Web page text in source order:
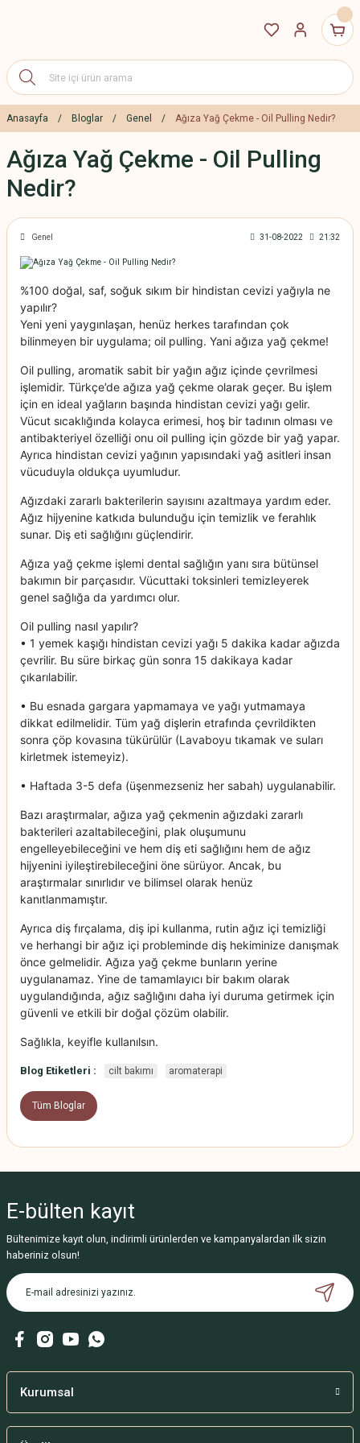
Anasayfa Bloglar Genel Ağıza Yağ Çekme - Oil Pulling Nedir?
Ağıza Yağ Çekme - Oil Pulling
Nedir?
Genel 31-08-2022 21:32
%100 doğal, saf, soğuk sıkım bir hindistan cevizi yağıyla ne
yapılır?
Yeni yeni yaygınlaşan, henüz herkes tarafından çok
bilinmeyen bir uygulama; oil pulling. Yani ağıza yağ çekme!
Oil pulling, aromatik sabit bir yağın ağız içinde çevrilmesi
işlemidir. Türkçe’de ağıza yağ çekme olarak geçer. Bu işlem
için en ideal yağların başında hindistan cevizi yağı gelir.
Vücut sıcaklığında kolayca erimesi, hoş bir tadının olması ve
antibakteriyel özelliği onu oil pulling için gözde bir yağ yapar.
Ayrıca hindistan cevizi yağının yapısındaki yağ asitleri insan
vücuduyla oldukça uyumludur.
Ağızdaki zararlı bakterilerin sayısını azaltmaya yardım eder.
Ağız hijyenine katkıda bulunduğu için temizlik ve ferahlık
sunar. Diş eti sağlığını güçlendirir.
Ağıza yağ çekme işlemi dental sağlığın yanı sıra bütünsel
bakımın bir parçasıdır. Vücuttaki toksinleri temizleyerek
genel sağlığa da yardımcı olur.
Oil pulling nasıl yapılır?
• 1 yemek kaşığı hindistan cevizi yağı 5 dakika kadar ağızda
çevrilir. Bu süre birkaç gün sonra 15 dakikaya kadar
çıkarılabilir.
• Bu esnada gargara yapmamaya ve yağı yutmamaya
dikkat edilmelidir. Tüm yağ dişlerin etrafında çevrildikten
sonra çöp kovasına tükürülür (Lavaboyu tıkamak ve suları
kirletmek istemeyiz).
• Haftada 3-5 defa (üşenmezseniz her sabah) uygulanabilir.
Bazı araştırmalar, ağıza yağ çekmenin ağızdaki zararlı
bakterileri azaltabileceğini, plak oluşumunu
engelleyebileceğini ve hem diş eti sağlığını hem de ağız
hijyenini iyileştirebileceğini öne sürüyor. Ancak, bu
araştırmalar sınırlıdır ve bilimsel olarak henüz
kanıtlanmamıştır.
Ayrıca diş fırçalama, diş ipi kullanma, rutin ağız içi temizliği
ve herhangi bir ağız içi probleminde diş hekiminize danışmak
önce gelmelidir. Ağıza yağ çekme bunların yerine
uygulanamaz. Yine de tamamlayıcı bir bakım olarak
uygulandığında, ağız sağlığını daha iyi duruma getirmek için
güvenli ve etkili bir doğal çözüm olabilir.
Sağlıkla, keyifle kullanılsın.
Blog Etiketleri : cilt bakımı aromaterapi
Tüm Bloglar
E-bülten kayıt
Bültenimize kayıt olun, indirimli ürünlerden ve kampanyalardan ilk sizin
haberiniz olsun!
Kurumsal